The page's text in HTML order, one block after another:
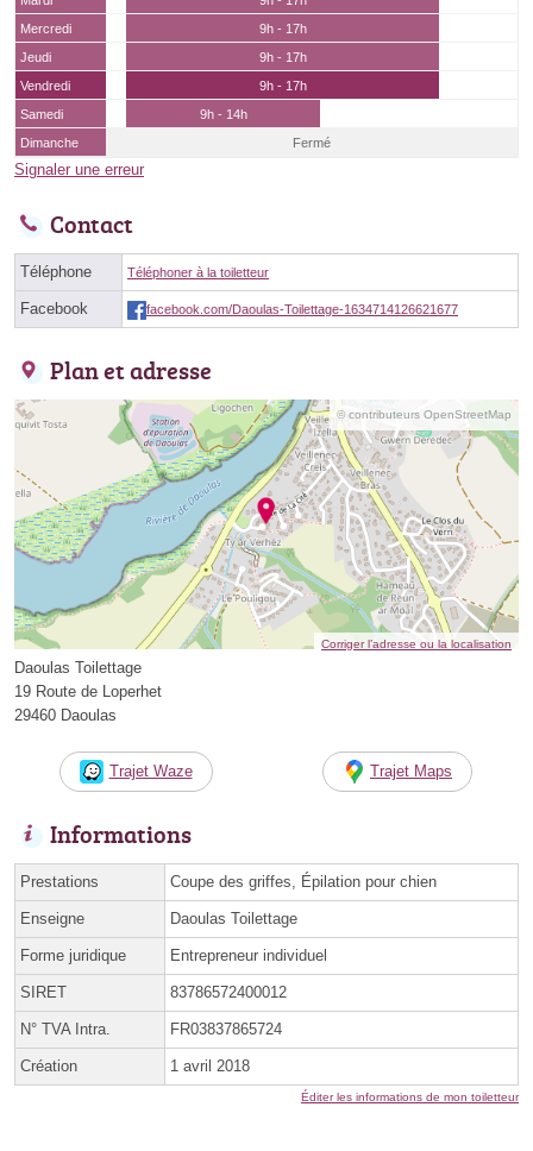
Mercredi
9h - 17h
Jeudi
9h - 17h
Vendredi
9h - 17h
Samedi
9h - 14h
Dimanche
Fermé
Signaler une erreur
Contact
Téléphone Téléphoner à la toiletteur
Facebook facebook.com/Daoulas-Toilettage-1634714126621677
Plan et adresse
© contributeurs OpenStreetMap
Corriger l’adresse ou la localisation
Daoulas Toilettage
19 Route de Loperhet
29460 Daoulas
Trajet Waze Trajet Maps
Informations
Prestations Coupe des griffes, Épilation pour chien
Enseigne Daoulas Toilettage
Forme juridique Entrepreneur individuel
SIRET 83786572400012
N° TVA Intra. FR03837865724
Création 1 avril 2018
Éditer les informations de mon toiletteur